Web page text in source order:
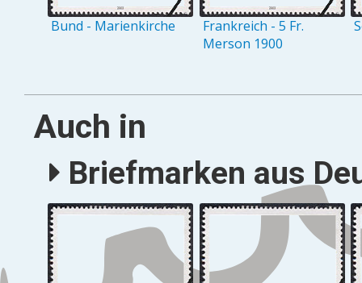
Bund - Marienkirche
Frankreich - 5 Fr.
Merson 1900
Auch in
Briefmarken aus